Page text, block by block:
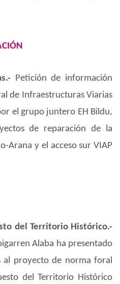
Petición de información
de Infraestructuras Viarias
el grupo juntero EH Bildu,
de reparación de la
Arana y el acceso sur VIAP
del Territorio Histórico.-
Alaba ha presentado
al proyecto de norma foral
del Territorio Histórico